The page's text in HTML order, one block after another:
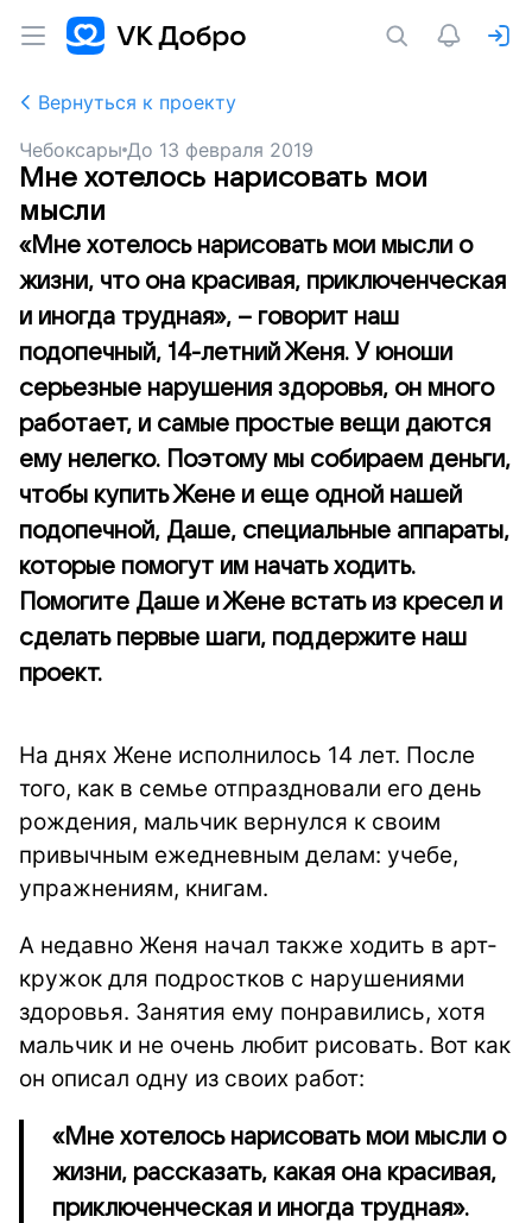
Вернуться к проекту
Чебоксары До 13 февраля 2019
Мне хотелось нарисовать мои
мысли
«Мне хотелось нарисовать мои мысли о
жизни, что она красивая, приключенческая
и иногда трудная», – говорит наш
подопечный, 14-летний Женя. У юноши
серьезные нарушения здоровья, он много
работает, и самые простые вещи даются
ему нелегко. Поэтому мы собираем деньги,
чтобы купить Жене и еще одной нашей
подопечной, Даше, специальные аппараты,
которые помогут им начать ходить.
Помогите Даше и Жене встать из кресел и
сделать первые шаги, поддержите наш
проект.
На днях Жене исполнилось 14 лет. После
того, как в семье отпраздновали его день
рождения, мальчик вернулся к своим
привычным ежедневным делам: учебе,
упражнениям, книгам.
А недавно Женя начал также ходить в арт-
кружок для подростков с нарушениями
здоровья. Занятия ему понравились, хотя
мальчик и не очень любит рисовать. Вот как
он описал одну из своих работ:
«Мне хотелось нарисовать мои мысли о
жизни, рассказать, какая она красивая,
приключенческая и иногда трудная».